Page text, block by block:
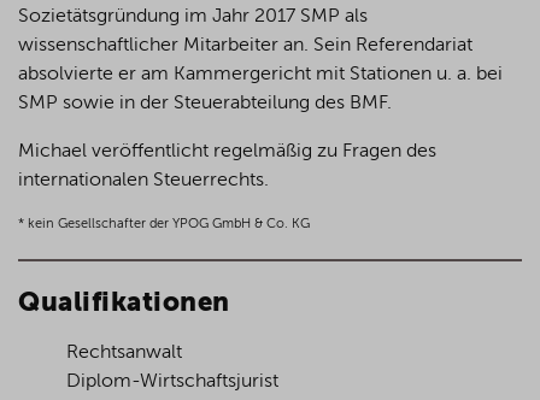
Sozietätsgründung im Jahr 2017 SMP als
wissenschaftlicher Mitarbeiter an. Sein Referendariat
absolvierte er am Kammergericht mit Stationen u. a. bei
SMP sowie in der Steuerabteilung des BMF.
Michael veröffentlicht regelmäßig zu Fragen des
internationalen Steuerrechts.
* kein Gesellschafter der YPOG GmbH & Co. KG
Qualifikationen
Rechtsanwalt
Diplom-Wirtschaftsjurist